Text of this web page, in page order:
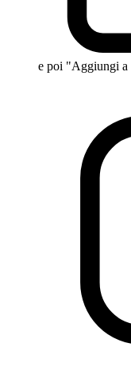
e poi "Aggiungi a